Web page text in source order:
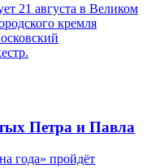
21 августа в Великом
кремля
Петра и Павла
года» пройдёт